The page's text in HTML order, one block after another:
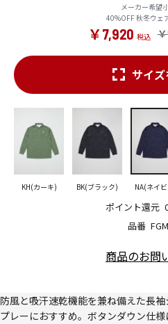
メーカー希望
40%OFF 秋冬ウェ
￥
￥7,920
品番
ポイント還元
サイ
KH(カーキ) BK(ブラック) NA(ネイ
商品のお問
防風と吸汗速乾機能を兼ね備えた長
プレーにおすすめ。ボタンダウン仕